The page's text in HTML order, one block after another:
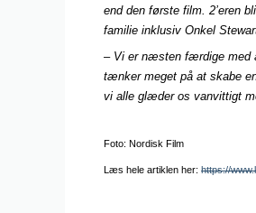
end den første film. 2’eren
familie inklusiv Onkel
– Vi er næsten færdige med
tænker meget på at skabe
vi alle glæder os vanvittigt
Foto: Nordisk Film
Læs hele artiklen her:https://